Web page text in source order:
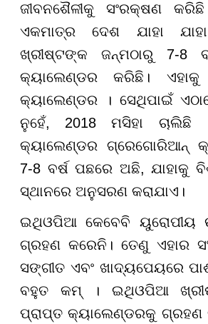
ଜୀବନଶୈଳୀକୁ ସଂରକ୍ଷଣ
ଏକମାତ୍ର ଦେଶ ଯାହା
ଖ୍ରୀଷ୍ଟଙ୍କ ଜନ୍ମଠାରୁ 7-8
କ୍ୟାଲେଣ୍ଡର କରିଛି। ଏହାକୁ
କ୍ୟାଲେଣ୍ଡର । ସେଥିପାଇଁ
ନୁହେଁ, 2018 ମସିହା
କ୍ୟାଲେଣ୍ଡର ଗ୍ରେଗୋରିଆନ୍
7-8 ବର୍ଷ ପଛରେ ଅଛି, ଯାହାକୁ
ସ୍ଥାନରେ ଅନୁସରଣ କରାଯାଏ।
ଇଥିଓପିଆ କେବେବି ୟୁରୋପୀୟ
ଗ୍ରହଣ କରେନି। ତେଣୁ ଏହାର
ସଙ୍ଗୀତ ଏବଂ ଖାଦ୍ୟପେୟରେ
ବହୁତ କମ୍ । ଇଥିଓପିଆ
ପ୍ରାପ୍ତ କ୍ୟାଲେଣ୍ଡରକୁ ଗ୍ରହଣ